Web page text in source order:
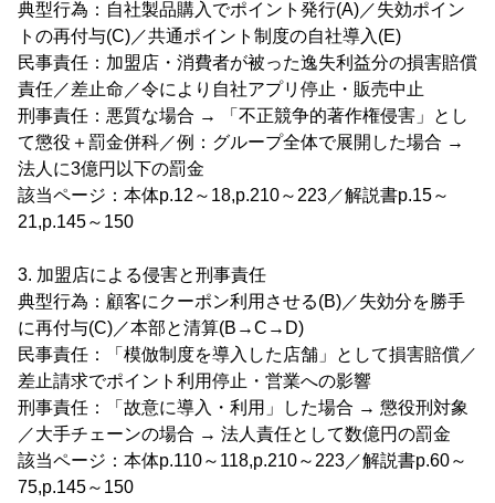
典型行為：自社製品購入でポイント発行(A)／失効ポイン
トの再付与(C)／共通ポイント制度の自社導入(E)
民事責任：加盟店・消費者が被った逸失利益分の損害賠償
責任／差止命／令により自社アプリ停止・販売中止
刑事責任：悪質な場合 → 「不正競争的著作権侵害」とし
て懲役＋罰金併科／例：グループ全体で展開した場合 →
法人に3億円以下の罰金
該当ページ：本体p.12～18,p.210～223／解説書p.15～
21,p.145～150
3. 加盟店による侵害と刑事責任
典型行為：顧客にクーポン利用させる(B)／失効分を勝手
に再付与(C)／本部と清算(B→C→D)
民事責任：「模倣制度を導入した店舗」として損害賠償／
差止請求でポイント利用停止・営業への影響
刑事責任：「故意に導入・利用」した場合 → 懲役刑対象
／大手チェーンの場合 → 法人責任として数億円の罰金
該当ページ：本体p.110～118,p.210～223／解説書p.60～
75,p.145～150